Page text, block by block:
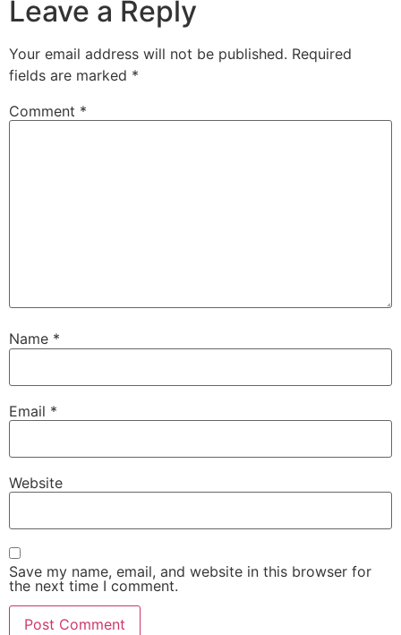
Leave a Reply
Your email address will not be published. Required
fields are marked *
Comment *
Name *
Email *
Website
Save my name, email, and website in this browser for
the next time I comment.